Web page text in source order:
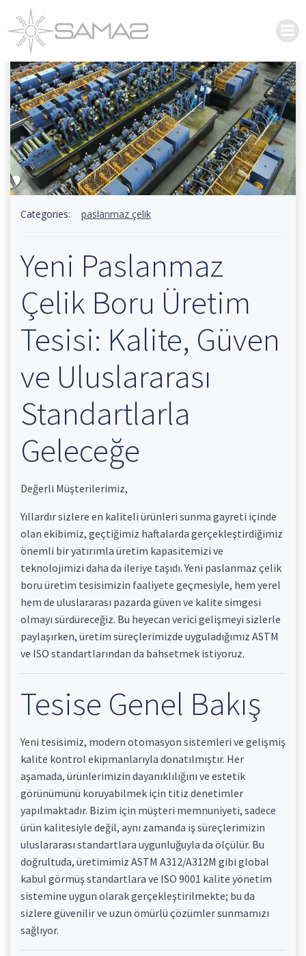
Categories: paslanmaz çelik
Yeni Paslanmaz
Çelik Boru Üretim
Tesisi: Kalite, Güven
ve Uluslararası
Standartlarla
Geleceğe
Değerli Müşterilerimiz,
Yıllardır sizlere en kaliteli ürünleri sunma gayreti içinde
olan ekibimiz, geçtiğimiz haftalarda gerçekleştirdiğimiz
önemli bir yatırımla üretim kapasitemizi ve
teknolojimizi daha da ileriye taşıdı. Yeni paslanmaz çelik
boru üretim tesisimizin faaliyete geçmesiyle, hem yerel
hem de uluslararası pazarda güven ve kalite simgesi
olmayı sürdüreceğiz. Bu heyecan verici gelişmeyi sizlerle
paylaşırken, üretim süreçlerimizde uyguladığımız ASTM
ve ISO standartlarından da bahsetmek istiyoruz.
Tesise Genel Bakış
Yeni tesisimiz, modern otomasyon sistemleri ve gelişmiş
kalite kontrol ekipmanlarıyla donatılmıştır. Her
aşamada, ürünlerimizin dayanıklılığını ve estetik
görünümünü koruyabilmek için titiz denetimler
yapılmaktadır. Bizim için müşteri memnuniyeti, sadece
ürün kalitesiyle değil, aynı zamanda iş süreçlerimizin
uluslararası standartlara uygunluğuyla da ölçülür. Bu
doğrultuda, üretimimiz ASTM A312/A312M gibi global
kabul görmüş standartlara ve ISO 9001 kalite yönetim
sistemine uygun olarak gerçekleştirilmekte; bu da
sizlere güvenilir ve uzun ömürlü çözümler sunmamızı
sağlıyor.